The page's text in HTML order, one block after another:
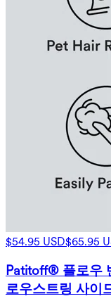
$54.95 USD$65.95
Patitoff® 플로우
로우스트링 사이